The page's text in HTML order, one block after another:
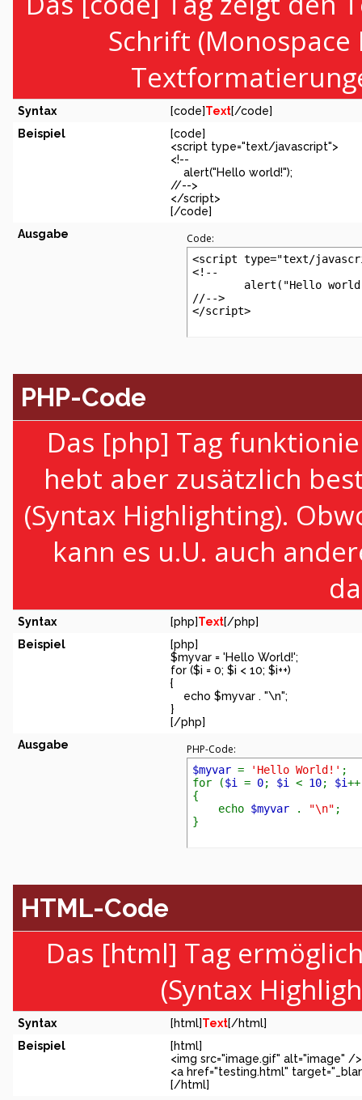
Schrift
Syntax [code]Text[/code]
Beispiel
[code]
<script type="text/javascript">
<!--
alert("Hello world!");
//-->
</script>
[/code]
Ausgabe
Code:
<script type="text/
<!--
//-->
</script>
PHP-Code
Das [php] Tag
hebt aber zusätzlich
(Syntax Highlighting).
kann es u.U. auch
Syntax [php]Text[/php]
Beispiel
[php]
$myvar = 'Hello World!';
for ($i = 0; $i < 10; $i++)
{
echo $myvar . "\n";
}
[/php]
Ausgabe
PHP-Code:
$myvar = 'Hello World!' ;
for ($i = 0; $i < 10; $i
{
echo $myvar . "\n" ;
}
HTML-Code
Das [html] Tag
(Syntax
Syntax [html]Text[/html]
Beispiel
[html]
<img src="image.gif" alt="image" />
<a href="testing.html"
[/html]